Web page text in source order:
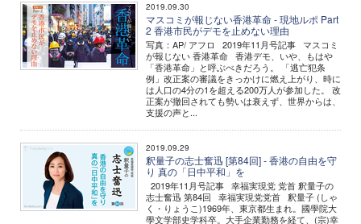
2019.09.30
マスコミが報じない香港革命 - 現地ルポ Part
2 香港市民がデモを止めない理由
写真：AP/ アフロ 2019年11月号記事 マスコミ
が報じない 香港革命 香港デモ、いや、もはや
「香港革命」と呼ぶべきだろう。 「逃亡犯条
例」改正案の審議をきっかけに燃え上がり、時に
は人口の4分の1を超える200万人が参加した。 改
正案が撤回されても勢いは衰えず、世界からは、
支援の声と...
2019.09.29
釈量子の志士奮迅 [第84回] - 香港の自由を守
り 真の「日中平和」を
2019年11月号記事 幸福実現党 党首 釈量子の
志士奮迅 第84回 幸福実現党党首 釈量子 (しゃ
く・りょうこ)1969年、東京都生まれ。國學院大
學文学部史学科卒。大手企業勤務を経て、(宗)幸